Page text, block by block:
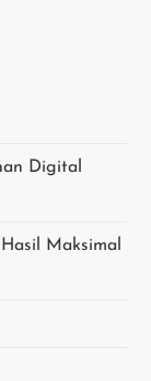
Digital
Maksimal